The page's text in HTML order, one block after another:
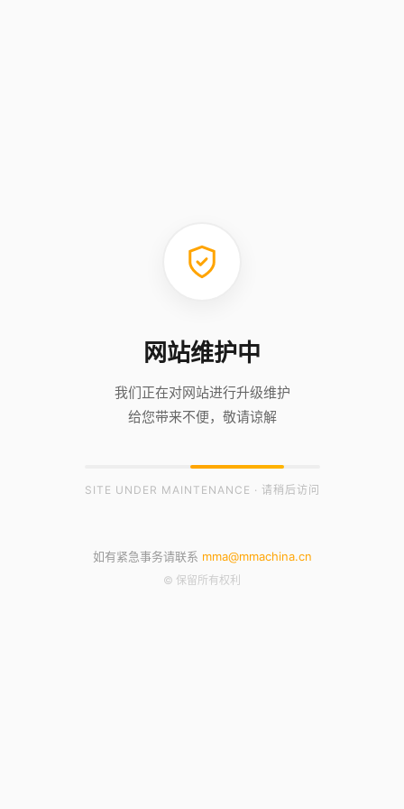
网站维护中
我们正在对网站进行升级维护
给您带来不便，敬请谅解
SITE UNDER MAINTENANCE · 请稍后访问
如有紧急事务请联系 mma@mmachina.cn
© 保留所有权利